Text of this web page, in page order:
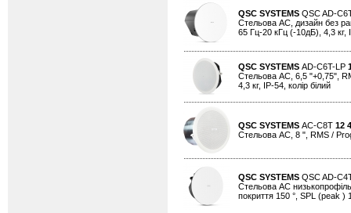
QSC SYSTEMS QSC AD-
Стельова АС, дизайн без
65 Гц-20 кГц (-10дБ), 4,3 кг,
QSC SYSTEMS AD-C6T-LP
Стельова АС, 6,5 "+0,75",
4,3 кг, IP-54, колір білий
QSC SYSTEMS AC-C8T 12
Стельова АС, 8 ", RMS /
QSC SYSTEMS QSC AD-
Стельова АС
покриття 150 °, SPL (peak )